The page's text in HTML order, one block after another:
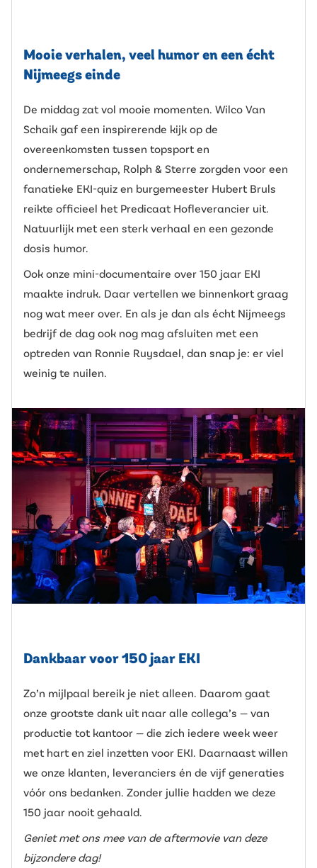
Mooie verhalen, veel humor en een écht
Nijmeegs einde
De middag zat vol mooie momenten. Wilco Van
Schaik gaf een inspirerende kijk op de
overeenkomsten tussen topsport en
ondernemerschap, Rolph & Sterre zorgden voor een
fanatieke EKI-quiz en burgemeester Hubert Bruls
reikte officieel het Predicaat Hofleverancier uit.
Natuurlijk met een sterk verhaal en een gezonde
dosis humor.
Ook onze mini-documentaire over 150 jaar EKI
maakte indruk. Daar vertellen we binnenkort graag
nog wat meer over. En als je dan als écht Nijmeegs
bedrijf de dag ook nog mag afsluiten met een
optreden van Ronnie Ruysdael, dan snap je: er viel
weinig te nuilen.
Dankbaar voor 150 jaar EKI
Zo’n mijlpaal bereik je niet alleen. Daarom gaat
onze grootste dank uit naar alle collega’s — van
productie tot kantoor — die zich iedere week weer
met hart en ziel inzetten voor EKI. Daarnaast willen
we onze klanten, leveranciers én de vijf generaties
vóór ons bedanken. Zonder jullie hadden we deze
150 jaar nooit gehaald.
Geniet met ons mee van de aftermovie van deze
bijzondere dag!